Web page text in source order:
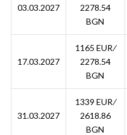
03.03.2027
2278.54
BGN
17.03.2027
1165 EUR ∕
2278.54
BGN
31.03.2027
1339 EUR ∕
2618.86
BGN